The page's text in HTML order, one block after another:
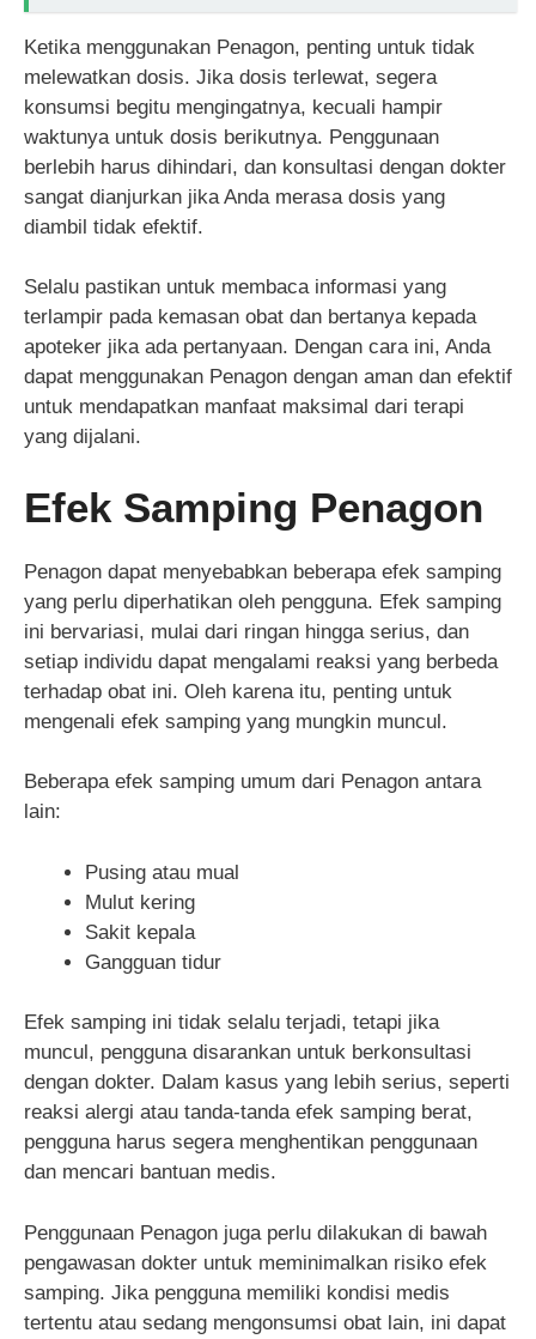
Ketika menggunakan Penagon, penting untuk tidak
melewatkan dosis. Jika dosis terlewat, segera
konsumsi begitu mengingatnya, kecuali hampir
waktunya untuk dosis berikutnya. Penggunaan
berlebih harus dihindari, dan konsultasi dengan dokter
sangat dianjurkan jika Anda merasa dosis yang
diambil tidak efektif.
Selalu pastikan untuk membaca informasi yang
terlampir pada kemasan obat dan bertanya kepada
apoteker jika ada pertanyaan. Dengan cara ini, Anda
dapat menggunakan Penagon dengan aman dan efektif
untuk mendapatkan manfaat maksimal dari terapi
yang dijalani.
Efek Samping Penagon
Penagon dapat menyebabkan beberapa efek samping
yang perlu diperhatikan oleh pengguna. Efek samping
ini bervariasi, mulai dari ringan hingga serius, dan
setiap individu dapat mengalami reaksi yang berbeda
terhadap obat ini. Oleh karena itu, penting untuk
mengenali efek samping yang mungkin muncul.
Beberapa efek samping umum dari Penagon antara
lain:
Pusing atau mual
Mulut kering
Sakit kepala
Gangguan tidur
Efek samping ini tidak selalu terjadi, tetapi jika
muncul, pengguna disarankan untuk berkonsultasi
dengan dokter. Dalam kasus yang lebih serius, seperti
reaksi alergi atau tanda-tanda efek samping berat,
pengguna harus segera menghentikan penggunaan
dan mencari bantuan medis.
Penggunaan Penagon juga perlu dilakukan di bawah
pengawasan dokter untuk meminimalkan risiko efek
samping. Jika pengguna memiliki kondisi medis
tertentu atau sedang mengonsumsi obat lain, ini dapat